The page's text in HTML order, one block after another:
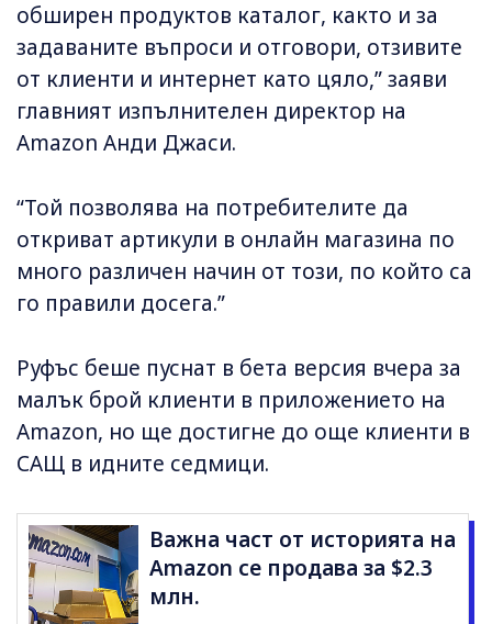
обширен продуктов каталог, както и за
задаваните въпроси и отговори, отзивите
от клиенти и интернет като цяло,” заяви
главният изпълнителен директор на
Amazon Анди Джаси.
“Той позволява на потребителите да
откриват артикули в онлайн магазина по
много различен начин от този, по който са
го правили досега.”
Руфъс беше пуснат в бета версия вчера за
малък брой клиенти в приложението на
Amazon, но ще достигне до още клиенти в
САЩ в идните седмици.
Важна част от историята на
Amazon се продава за $2.3
млн.